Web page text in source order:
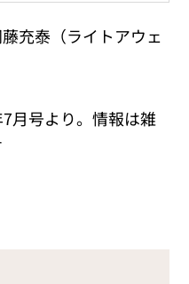
充泰（ライトアウェ
月号より。情報は雑